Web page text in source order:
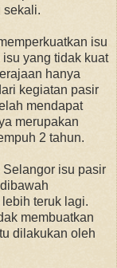
sekali.
isu
yang tidak kuat
hanya
kegiatan pasir
mendapat
merupakan
2 tahun.
isu pasir
teruk lagi.
membuatkan
dilakukan oleh